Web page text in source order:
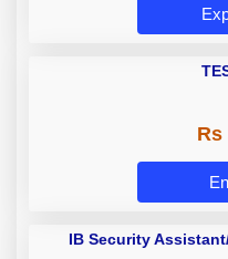
Rs
IB Security